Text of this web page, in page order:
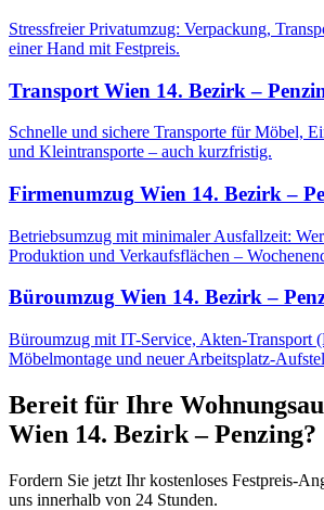
Stressfreier Privatumzug: Verpackung,
einer Hand mit Festpreis.
Transport Wien 14. Bezirk –
Schnelle und sichere Transporte für Möbel,
und Kleintransporte – auch kurzfristig.
Firmenumzug Wien 14. Bezirk –
Betriebsumzug mit minimaler Ausfallzeit:
Produktion und Verkaufsflächen –
Büroumzug Wien 14. Bezirk –
Büroumzug mit IT-Service, Akten-Transport
Möbelmontage und neuer Arbeitsplatz-
Bereit für Ihre
Wien 14. Bezirk – Penzing?
Fordern Sie jetzt Ihr kostenloses Festpreis-
uns innerhalb von 24 Stunden.